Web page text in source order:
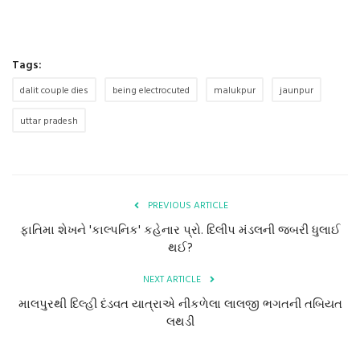
Tags:
dalit couple dies being electrocuted malukpur jaunpur
uttar pradesh
PREVIOUS ARTICLE
ફાતિમા શેખને 'કાલ્પનિક' કહેનાર પ્રો. દિલીપ મંડલની જબરી ધુલાઈ
થઈ?
NEXT ARTICLE
માલપુરથી દિલ્હી દંડવત યાત્રાએ નીકળેલા લાલજી ભગતની તબિયત
લથડી